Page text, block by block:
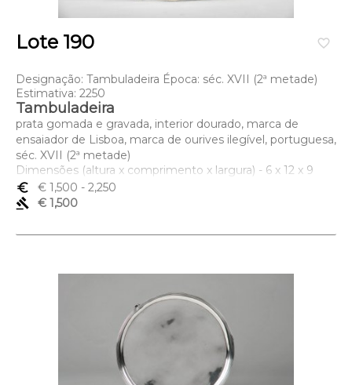
favorite_border
Lote 190
Designação: Tambuladeira Época: séc. XVII (2ª metade)
Estimativa: 2250
Tambuladeira
prata gomada e gravada, interior dourado, marca de
ensaiador de Lisboa, marca de ourives ilegível, portuguesa,
séc. XVII (2ª metade)
Dimensões (altura x comprimento x largura) - 6 x 12 x 9
cm; Peso - 62,5 grs.
euro_symbol € 1,500 - 2,250
gavel
€ 1,500